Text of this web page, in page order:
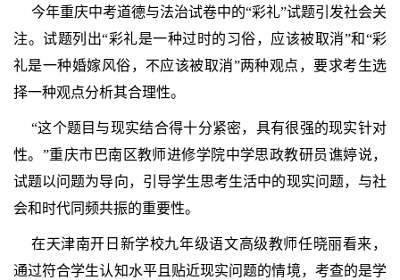
今年重庆中考道德与法治试卷中的“彩礼”试题引发社会关
注。试题列出“彩礼是一种过时的习俗，应该被取消”和“彩
礼是一种婚嫁风俗，不应该被取消”两种观点，要求考生选
择一种观点分析其合理性。
“这个题目与现实结合得十分紧密，具有很强的现实针对
性。”重庆市巴南区教师进修学院中学思政教研员谯婷说，
试题以问题为导向，引导学生思考生活中的现实问题，与社
会和时代同频共振的重要性。
在天津南开日新学校九年级语文高级教师任晓丽看来，
通过符合学生认知水平且贴近现实问题的情境，考查的是学